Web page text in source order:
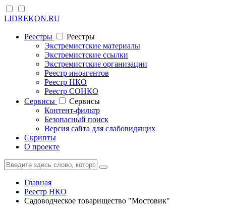
LIDREKON.RU
Реестры
Реестры
Экстремистские материалы
Экстремистские ссылки
Экстремистские организации
Реестр иноагентов
Реестр НКО
Реестр СОНКО
Cервисы
Cервисы
Контент-фильтр
Безопасный поиск
Версия сайта для слабовидящих
Скрипты
О проекте
Главная
Реестр НКО
Садоводческое товарищество "Мостовик"